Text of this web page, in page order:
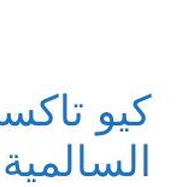
كيو
السالمية